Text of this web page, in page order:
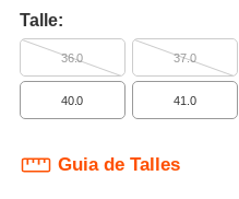
Talle:
36.0 37.0
40.0 41.0
Guia de Talles